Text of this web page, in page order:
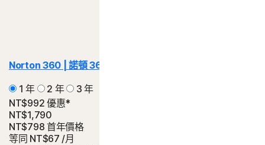
Norton 360 | 諾頓 360
1 年
2 年
3 年
NT$992 優惠*
NT$1,790
NT$798 首年價格
等同 NT$67 /月